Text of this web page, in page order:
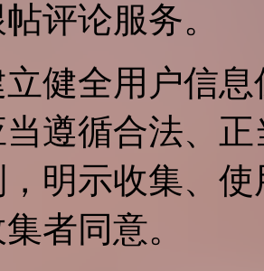
评论服务。
立健全用户信
当遵循合法、
明示收集、
者同意。